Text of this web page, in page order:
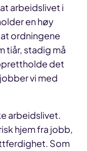
arbeidslivet i
en høy
ordningene
tiår, stadig må
det
vi med
arbeidslivet.
hjem fra jobb,
Som